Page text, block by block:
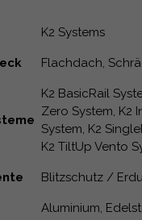
K2 Systems
Flachdach,
K2 BasicRail
Zero System, K2
System, K2
K2 TiltUp Vento
Blitzschutz /
Aluminium,